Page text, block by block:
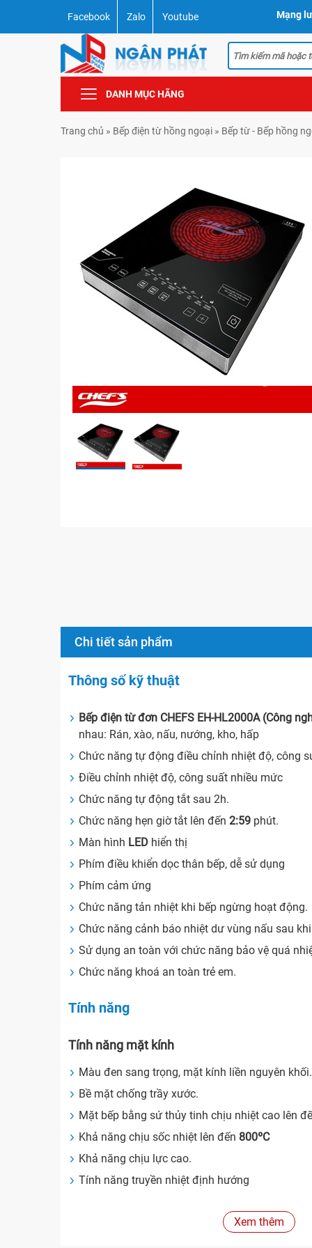
Facebook Zalo Youtube Mạng
DANH MỤC HÃNG
Trang chủ » Bếp điện từ hồng ngoại » Bếp từ - Bếp hồng
Chi tiết sản phẩm
Thông số kỹ thuật
Bếp điện từ đơn CHEFS EH-HL2000A (Công
nhau: Rán, xào, nấu, nướng, kho, hấp
Chức năng tự động điều chỉnh nhiệt độ, công
Điều chỉnh nhiệt độ, công suất nhiều mức
Chức năng tự động tắt sau 2h.
Chức năng hẹn giờ tắt lên đến2:59 phút.
Màn hình LED hiển thị
Phím điều khiển dọc thân bếp, dễ sử dụng
Phím cảm ứng
Chức năng tản nhiệt khi bếp ngừng hoạt động.
Chức năng cảnh báo nhiệt dư vùng nấu sau
Sử dụng an toàn với chức năng bảo vệ quá
Chức năng khoá an toàn trẻ em.
Tính năng
Tính năng mặt kính
Màu đen sang trọng, mặt kính liền nguyên khối.
Bề mặt chống trầy xước.
Mặt bếp bằng sứ thủy tinh chịu nhiệt cao lên
Khả năng chịu sốc nhiệt lên đến 800ºC
Khả năng chịu lực cao.
Tính năng truyền nhiệt định hướng
Xem thêm